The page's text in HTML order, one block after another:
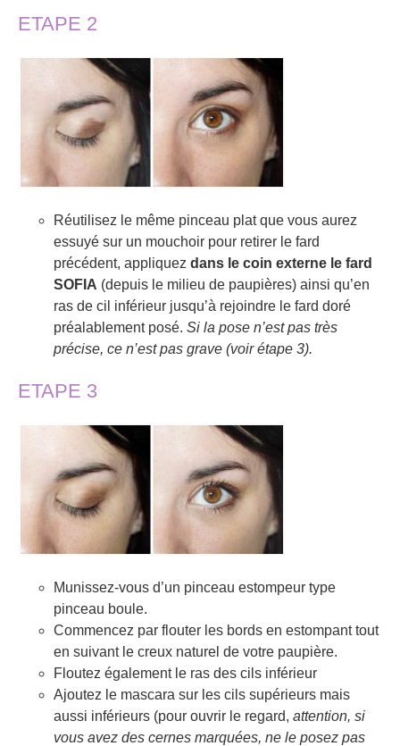
ETAPE 2
Réutilisez le même pinceau plat que vous aurez
essuyé sur un mouchoir pour retirer le fard
précédent, appliquez dans le coin externe le fard
SOFIA (depuis le milieu de paupières) ainsi qu’en
ras de cil inférieur jusqu’à rejoindre le fard doré
préalablement posé. Si la pose n’est pas très
précise, ce n’est pas grave (voir étape 3).
ETAPE 3
Munissez-vous d’un pinceau estompeur type
pinceau boule.
Commencez par flouter les bords en estompant tout
en suivant le creux naturel de votre paupière.
Floutez également le ras des cils inférieur
Ajoutez le mascara sur les cils supérieurs mais
aussi inférieurs (pour ouvrir le regard, attention, si
vous avez des cernes marquées, ne le posez pas